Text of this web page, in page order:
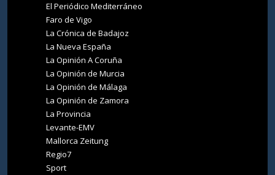
El Periódico Mediterráneo
Faro de Vigo
La Crónica de Badajoz
La Nueva España
La Opinión A Coruña
La Opinión de Murcia
La Opinión de Málaga
La Opinión de Zamora
La Provincia
Levante-EMV
Mallorca Zeitung
Regio7
Sport